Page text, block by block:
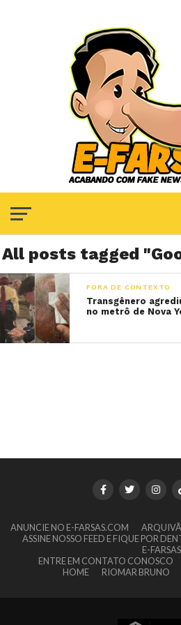
All posts tagged
FORA DE CONTEXTO
Transgênero
no metrô de Nova
ANUNCIE NO E-FARSAS.COM
ASSINE NOSSO FEED E FIQUE POR
E-FARSAS
ENTRE EM CONTATO CONOSCO
HOME
RIOMAR BRUNO